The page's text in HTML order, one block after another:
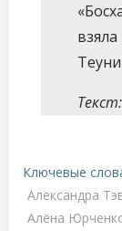
Ключевые
Александра
Алёна